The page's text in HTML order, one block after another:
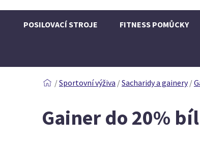
POSILOVACÍ STROJE FITNESS POMŮCKY
/Sportovní výživa /Sacharidy a gainery /
Gainer do 20%